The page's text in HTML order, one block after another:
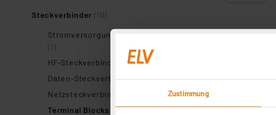
Zustimmung
Steckverbinder (10)
Stromversorgungsstecker
(1)
HF-Steckverbinder
(1)
Daten-Steckverbinder
Netzsteckverbinder
Terminal Blocks
(1)